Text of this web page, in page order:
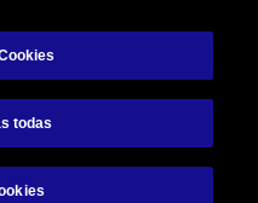
todas